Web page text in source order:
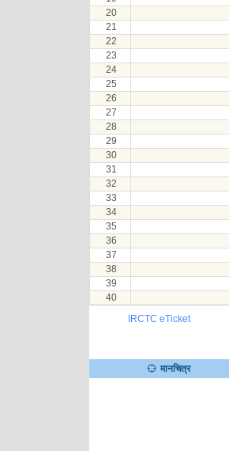
20
21
22
23
24
25
26
27
28
29
30
31
32
33
34
35
36
37
38
39
40
IRCTC eTicket
मानचित्र